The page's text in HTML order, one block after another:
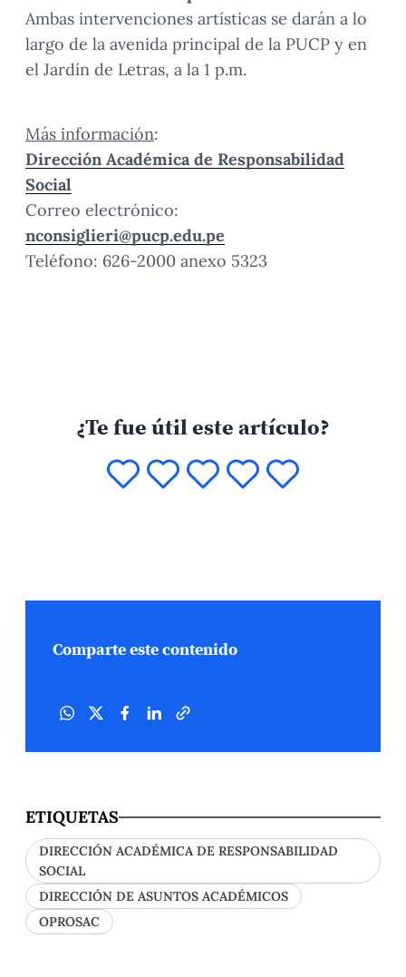
Ambas intervenciones artísticas se darán a lo
largo de la avenida principal de la PUCP y en
el Jardín de Letras, a la 1 p.m.
Más información:
Dirección Académica de Responsabilidad
Social
Correo electrónico:
nconsiglieri@pucp.edu.pe
Teléfono: 626-2000 anexo 5323
¿Te fue útil este artículo?
Comparte este contenido
ETIQUETAS
DIRECCIÓN ACADÉMICA DE RESPONSABILIDAD
SOCIAL
DIRECCIÓN DE ASUNTOS ACADÉMICOS
OPROSAC